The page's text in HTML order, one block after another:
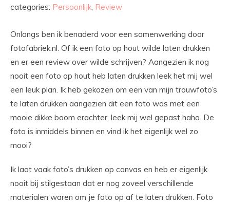
categories: Persoonlijk, Review
Onlangs ben ik benaderd voor een samenwerking door
fotofabriek.nl. Of ik een foto op hout wilde laten drukken
en er een review over wilde schrijven? Aangezien ik nog
nooit een foto op hout heb laten drukken leek het mij wel
een leuk plan. Ik heb gekozen om een van mijn trouwfoto’s
te laten drukken aangezien dit een foto was met een
mooie dikke boom erachter, leek mij wel gepast haha. De
foto is inmiddels binnen en vind ik het eigenlijk wel zo
mooi?
Ik laat vaak foto’s drukken op canvas en heb er eigenlijk
nooit bij stilgestaan dat er nog zoveel verschillende
materialen waren om je foto op af te laten drukken. Foto